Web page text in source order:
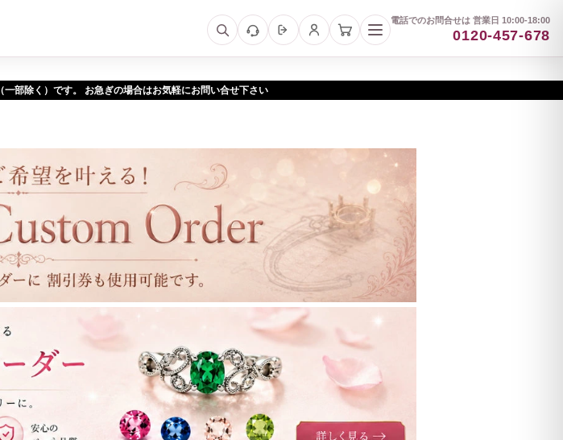
一部除く）です。 お急ぎの場合はお気軽にお問い合せ下さい
電話でのお問合せは 営業日 10:00-18:00
0120-457-678